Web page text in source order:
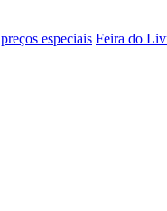
preços especiais Feira do